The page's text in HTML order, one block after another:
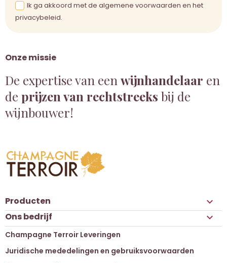
Onze missie
De expertise van een wijnhandelaar en
de prijzen van rechtstreeks bij de
wijnbouwer!
Ik ga akkoord met de algemene voorwaarden en het
privacybeleid.
Producten 
Ons bedrijf 
Champagne Terroir Leveringen
Juridische mededelingen en gebruiksvoorwaarden